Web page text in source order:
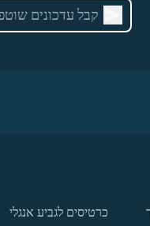
כרטיסים לגביע אנגלי